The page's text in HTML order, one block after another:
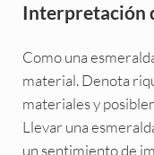
Interpretación
Como una
material. Denota
materiales y
Llevar una
un sentimiento de